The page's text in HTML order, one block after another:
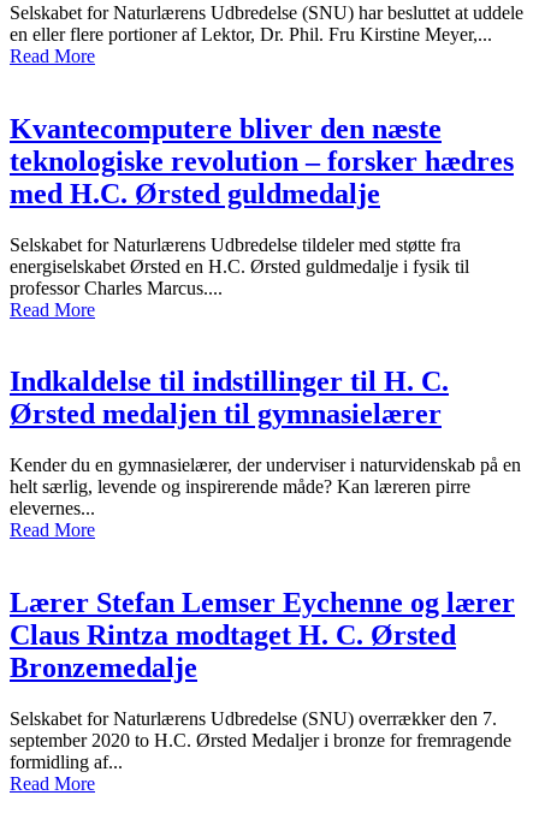
Selskabet for Naturlærens Udbredelse (SNU) har besluttet at uddele
en eller flere portioner af Lektor, Dr. Phil. Fru Kirstine Meyer,...
Read More
Kvantecomputere bliver den næste
teknologiske revolution – forsker hædres
med H.C. Ørsted guldmedalje
Selskabet for Naturlærens Udbredelse tildeler med støtte fra
energiselskabet Ørsted en H.C. Ørsted guldmedalje i fysik til
professor Charles Marcus....
Read More
Indkaldelse til indstillinger til H. C.
Ørsted medaljen til gymnasielærer
Kender du en gymnasielærer, der underviser i naturvidenskab på en
helt særlig, levende og inspirerende måde? Kan læreren pirre
elevernes...
Read More
Lærer Stefan Lemser Eychenne og lærer
Claus Rintza modtaget H. C. Ørsted
Bronzemedalje
Selskabet for Naturlærens Udbredelse (SNU) overrækker den 7.
september 2020 to H.C. Ørsted Medaljer i bronze for fremragende
formidling af...
Read More